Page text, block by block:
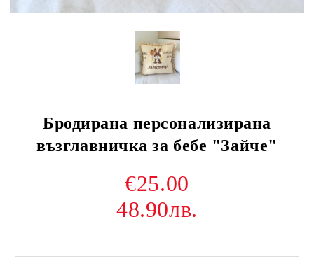
Бродирана персонализирана
възглавничка за бебе "Зайче"
€25.00
48.90лв.